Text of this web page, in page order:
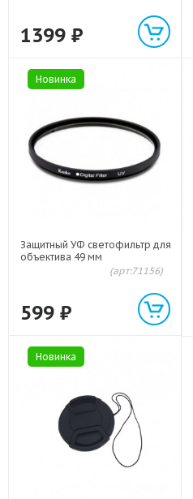
1399 ₽
Новинка
Защитный УФ светофильтр для
объектива 49 мм
(арт:71156)
599 ₽
Новинка